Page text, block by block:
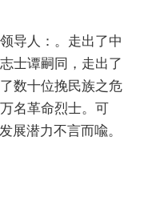
导人：。走出了中
士谭嗣同，走出了
数十位挽民族之危
名革命烈士。可
展潜力不言而喩。